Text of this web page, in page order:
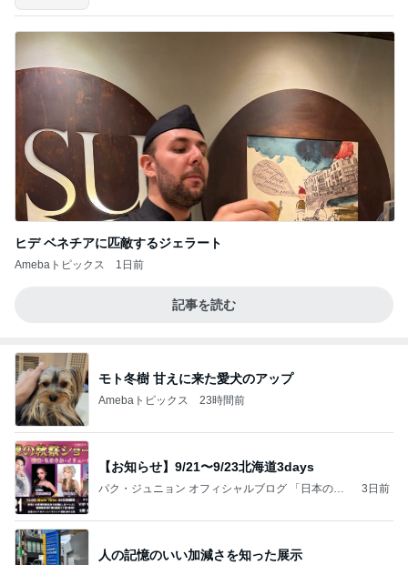
ヒデ ベネチアに匹敵するジェラート
Amebaトピックス 1日前
記事を読む
モト冬樹 甘えに来た愛犬のアップ
Amebaトピックス 23時間前
【お知らせ】9/21〜9/23北海道3days
パク・ジュニョン オフィシャルブログ 「日本の
3日前
人の記憶のいい加減さを知った展示